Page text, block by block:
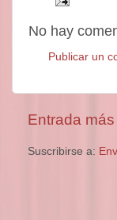
No hay
Publicar un
Entrada
Suscribirse a: